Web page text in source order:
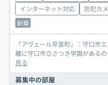
インターネット対応
防犯カ
新築
「アヴェール早苗町」：守口市
離に守口市立さつき学園がある
見る
募集中の部屋